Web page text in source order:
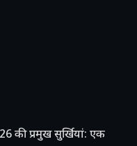
की प्रमुख सुर्खियां: एक